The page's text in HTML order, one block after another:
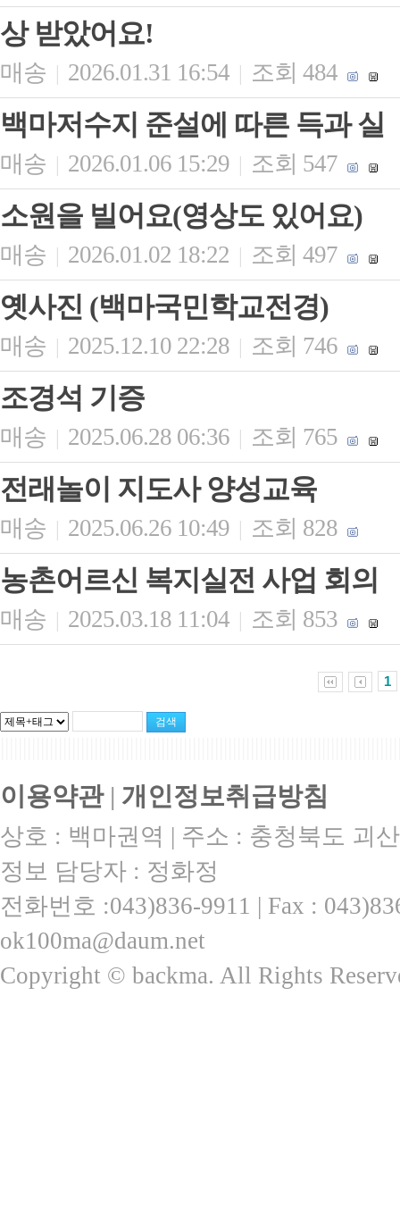
상 받았어요!
매송 | 2026.01.31 16:54 | 조회 484
백마저수지 준설에 따른 득과 실
매송 | 2026.01.06 15:29 | 조회 547
소원을 빌어요(영상도 있어요)
매송 | 2026.01.02 18:22 | 조회 497
옛사진 (백마국민학교전경)
매송 | 2025.12.10 22:28 | 조회 746
조경석 기증
매송 | 2025.06.28 06:36 | 조회 765
전래놀이 지도사 양성교육
매송 | 2025.06.26 10:49 | 조회 828
농촌어르신 복지실전 사업 회의
매송 | 2025.03.18 11:04 | 조회 853
1
이용약관| 개인정보취급방침
상호 : 백마권역 | 주소 : 충청북도 괴
정보 담당자 : 정화정
전화번호 :043)836-9911 | Fax :
ok100ma@daum.net
Copyright © backma. All Rights